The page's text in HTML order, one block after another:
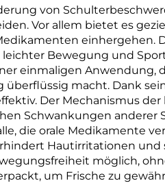
helfen
von
Vor allem bietet es
einhergehen.
Bewegung und
einmaligen Anwendung,
überflüssig macht. Dank
Der Mechanismus
Schwankungen anderer
die orale Medikamente
Hautirritationen und
möglich,
um Frische zu